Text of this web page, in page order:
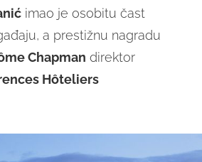
imao je osobitu čast
a prestižnu nagradu
Chapman direktor
Hôteliers